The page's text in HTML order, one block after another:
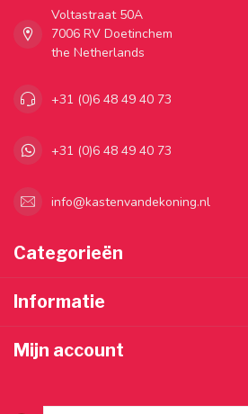
Voltastraat 50A
7006 RV Doetinchem
the Netherlands
+31 (0)6 48 49 40 73
+31 (0)6 48 49 40 73
info@kastenvandekoning.nl
Categorieën
Informatie
Mijn account